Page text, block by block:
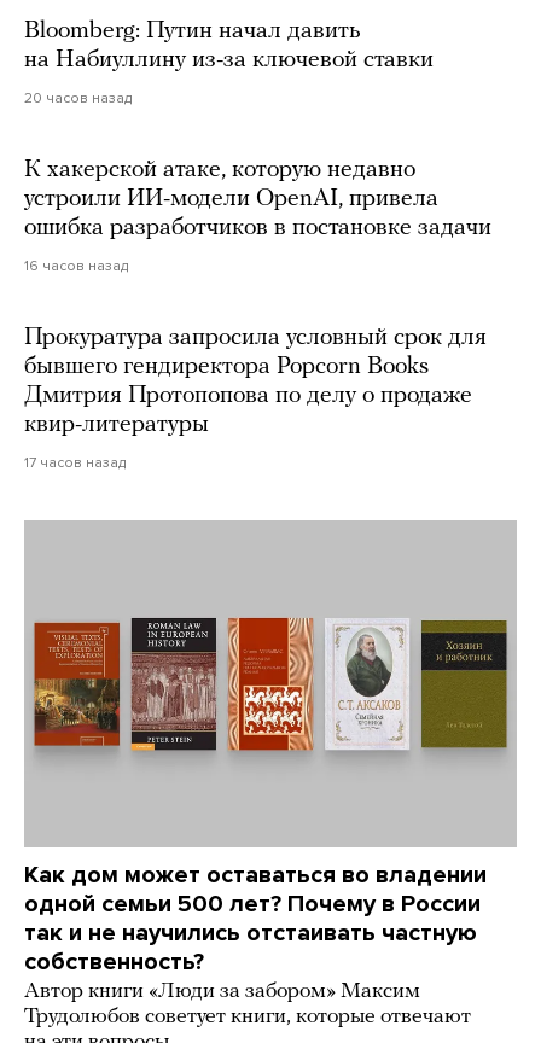
Bloomberg: Путин начал давить
на Набиуллину из-за ключевой ставки
20 часов назад
К хакерской атаке, которую недавно
устроили ИИ-модели OpenAI, привела
ошибка разработчиков в постановке задачи
16 часов назад
Прокуратура запросила условный срок для
бывшего гендиректора Popcorn Books
Дмитрия Протопопова по делу о продаже
квир-литературы
17 часов назад
Как дом может оставаться во владении
одной семьи 500 лет? Почему в России
так и не научились отстаивать частную
собственность?
Автор книги «Люди за забором» Максим
Трудолюбов советует книги, которые отвечают